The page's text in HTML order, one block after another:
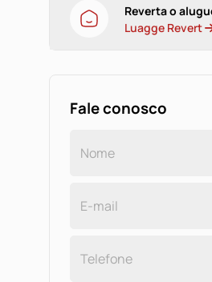
Reverta o
Luagge Revert
Fale conosco